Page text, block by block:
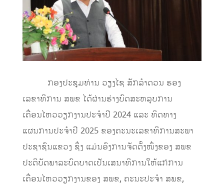
​ ກອງປະຊຸມທ່ານ ວຽງໄຊ ສັກລໍາດວນ ຮອງ
ເລຂາທິການ ສພຂ ໄດ້ຜ່ານຮ່າງບົດສະຫລຸບການ
ເຄື່ອນໄຫວວຽກງານປະຈຳປີ 2024 ແລະ ທິດທາງ
ແຜນການປະຈຳປີ 2025 ຂອງຄະນະເລຂາທິການສະພາ
ປະຊາຊົນແຂວງ ຊຶ່ງ ແມ່ນອົງການຈັດຕັ້ງໜຶ່ງຂອງ ສພຂ
ປະຕິບັດພາລະບົດບາດເປັນເສນາທິການໃຫ້ແກ່ການ
ເຄື່ອນໄຫວວຽກງານຂອງ ສພຂ, ຄະນະປະຈຳ ສພຂ,